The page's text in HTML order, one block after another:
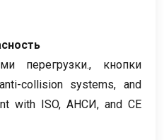
перегрузки., кнопки
anti-collision systems, and
with ISO, АНСИ, and CE